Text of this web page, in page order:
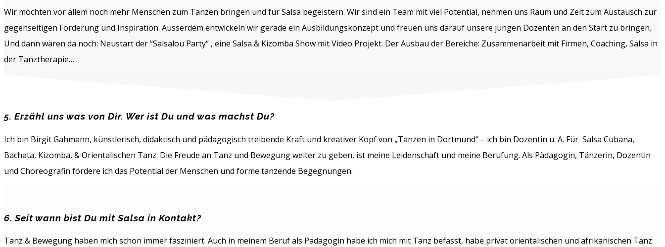
Wir möchten vor allem noch mehr Menschen zum Tanzen bringen und für Salsa begeistern. Wir sind ein Team mit viel Potential, nehmen uns Raum und Zeit zum Austausch zur
gegenseitigen Förderung und Inspiration. Ausserdem entwickeln wir gerade ein Ausbildungskonzept und freuen uns darauf unsere jungen Dozenten an den Start zu bringen.
Und dann wären da noch: Neustart der “Salsalou Party“ , eine Salsa & Kizomba Show mit Video Projekt. Der Ausbau der Bereiche: Zusammenarbeit mit Firmen, Coaching, Salsa in
der Tanztherapie…
5. Erzähl uns was von Dir. Wer ist Du und was machst Du?
Ich bin Birgit Gahmann, künstlerisch, didaktisch und pädagogisch treibende Kraft und kreativer Kopf von „Tanzen in Dortmund“ – ich bin Dozentin u. A. Für Salsa Cubana,
Bachata, Kizomba, & Orientalischen Tanz. Die Freude an Tanz und Bewegung weiter zu geben, ist meine Leidenschaft und meine Berufung. Als Pädagogin, Tänzerin, Dozentin
und Choreografin fördere ich das Potential der Menschen und forme tanzende Begegnungen.
6. Seit wann bist Du mit Salsa in Kontakt?
Tanz & Bewegung haben mich schon immer fasziniert. Auch in meinem Beruf als Pädagogin habe ich mich mit Tanz befasst, habe privat orientalischen und afrikanischen Tanz